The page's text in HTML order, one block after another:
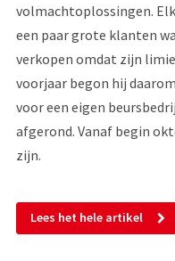
volmachtoplossingen.
een paar grote klanten
verkopen omdat zijn
voorjaar begon hij
voor een eigen
afgerond. Vanaf begin
zijn.
Lees het hele artikel